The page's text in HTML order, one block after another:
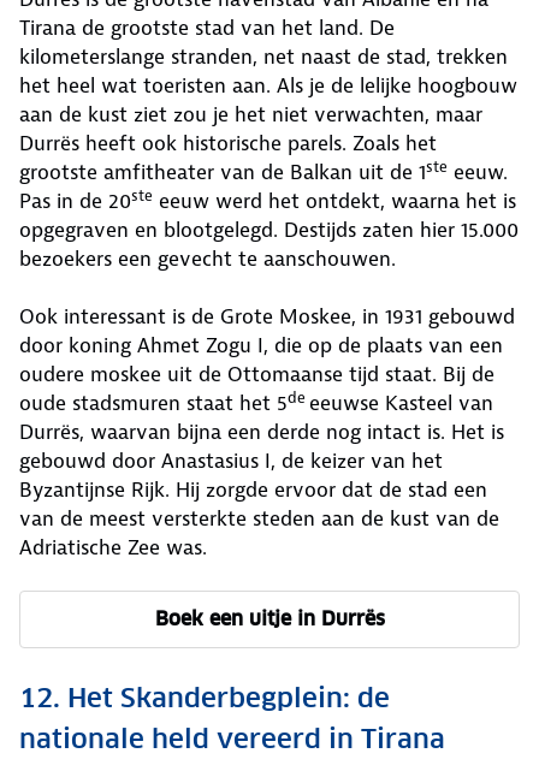
Tirana de grootste stad van het land. De
kilometerslange stranden, net naast de stad, trekken
het heel wat toeristen aan. Als je de lelijke hoogbouw
aan de kust ziet zou je het niet verwachten, maar
Durrës heeft ook historische parels. Zoals het
grootste amfitheater van de Balkan uit de 1ste eeuw.
Pas in de 20ste eeuw werd het ontdekt, waarna het is
opgegraven en blootgelegd. Destijds zaten hier 15.000
bezoekers een gevecht te aanschouwen.
Ook interessant is de Grote Moskee, in 1931 gebouwd
door koning Ahmet Zogu I, die op de plaats van een
oudere moskee uit de Ottomaanse tijd staat. Bij de
oude stadsmuren staat het 5de eeuwse Kasteel van
Durrës, waarvan bijna een derde nog intact is. Het is
gebouwd door Anastasius I, de keizer van het
Byzantijnse Rijk. Hij zorgde ervoor dat de stad een
van de meest versterkte steden aan de kust van de
Adriatische Zee was.
Boek een uitje in Durrës
12. Het Skanderbegplein: de
nationale held vereerd in Tirana